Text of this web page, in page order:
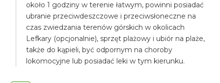
około 1 godziny w terenie łatwym, powinni posiadać
ubranie przeciwdeszczowe i przeciwsłoneczne na
czas zwiedzania terenów górskich w okolicach
Lefkary (opcjonalnie), sprzęt plażowy i ubiór na plaże,
także do kąpieli, być odpornym na choroby
lokomocyjne lub posiadać leki w tym kierunku.